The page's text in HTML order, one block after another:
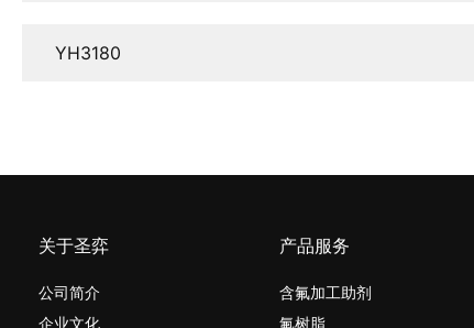
YH3180
关于圣弈
公司简介
企业文化
产品服务
含氟加工助剂
氟树脂